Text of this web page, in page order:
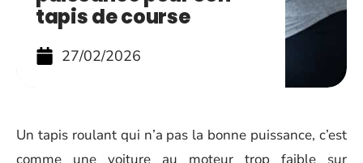
tapis de course
27/02/2026
Un tapis roulant qui n’a pas la bonne puissance, c’est